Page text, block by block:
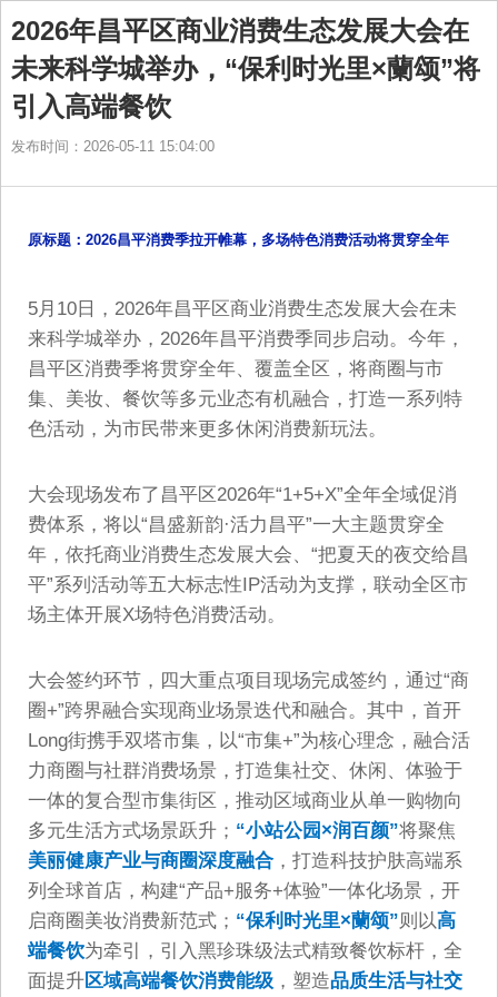
2026年昌平区商业消费生态发展大会在
未来科学城举办，“保利时光里×蘭颂”将
引入高端餐饮
发布时间：2026-05-11 15:04:00
原标题：2026昌平消费季拉开帷幕，多场特色消费活动将贯穿全年
5月10日，2026年昌平区商业消费生态发展大会在未
来科学城举办，2026年昌平消费季同步启动。今年，
昌平区消费季将贯穿全年、覆盖全区，将商圈与市
集、美妆、餐饮等多元业态有机融合，打造一系列特
色活动，为市民带来更多休闲消费新玩法。
大会现场发布了昌平区2026年“1+5+X”全年全域促消
费体系，将以“昌盛新韵·活力昌平”一大主题贯穿全
年，依托商业消费生态发展大会、“把夏天的夜交给昌
平”系列活动等五大标志性IP活动为支撑，联动全区市
场主体开展X场特色消费活动。
大会签约环节，四大重点项目现场完成签约，通过“商
圈+”跨界融合实现商业场景迭代和融合。其中，首开
Long街携手双塔市集，以“市集+”为核心理念，融合活
力商圈与社群消费场景，打造集社交、休闲、体验于
一体的复合型市集街区，推动区域商业从单一购物向
多元生活方式场景跃升； “小站公园×润百颜”将聚焦
美丽健康产业与商圈深度融合，打造科技护肤高端系
列全球首店，构建“产品+服务+体验”一体化场景，开
启商圈美妆消费新范式； “保利时光里×蘭颂”则以高
端餐饮为牵引，引入黑珍珠级法式精致餐饮标杆，全
面提升区域高端餐饮消费能级，塑造品质生活与社交